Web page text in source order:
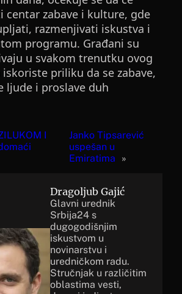
centar zabave i kulture, gde
razmenjivati iskustva i
programu. Građani su
u svakom trenutku ovog
priliku da se zabave,
ljude i proslave duh
I
Janko Tipsarević
uspešan u
Emiratima
»
Dragoljub Gajić
Glavni urednik
Srbija24 s
dugogodišnjim
iskustvom u
novinarstvu i
uredničkom radu.
Stručnjak u različitim
oblastima vesti,